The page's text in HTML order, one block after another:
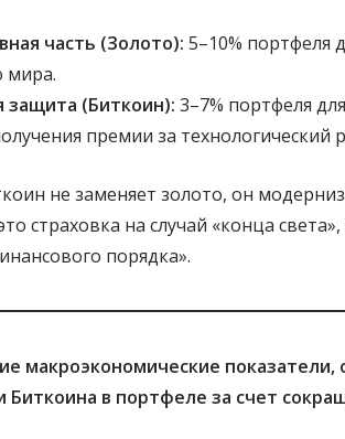
часть (Золото): 5–10% портфеля
мира.
защита (Биткоин): 3–7% портфеля
премии за технологический
не заменяет золото, он
страховка на случай «конца
порядка».
макроэкономические
Биткоина в портфеле за счет